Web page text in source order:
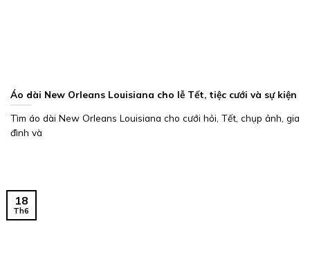
Áo dài New Orleans Louisiana cho lễ Tết, tiệc cưới và sự kiện
Tìm áo dài New Orleans Louisiana cho cưới hỏi, Tết, chụp ảnh, gia
đình và
18
Th6